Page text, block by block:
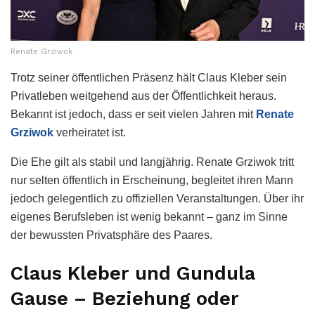
Renate Grziwok
Trotz seiner öffentlichen Präsenz hält Claus Kleber sein
Privatleben weitgehend aus der Öffentlichkeit heraus.
Bekannt ist jedoch, dass er seit vielen Jahren mit Renate
Grziwok verheiratet ist.
Die Ehe gilt als stabil und langjährig. Renate Grziwok tritt
nur selten öffentlich in Erscheinung, begleitet ihren Mann
jedoch gelegentlich zu offiziellen Veranstaltungen. Über ihr
eigenes Berufsleben ist wenig bekannt – ganz im Sinne
der bewussten Privatsphäre des Paares.
Claus Kleber und Gundula
Gause – Beziehung oder